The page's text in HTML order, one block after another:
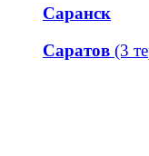
Саранск
Саратов (3